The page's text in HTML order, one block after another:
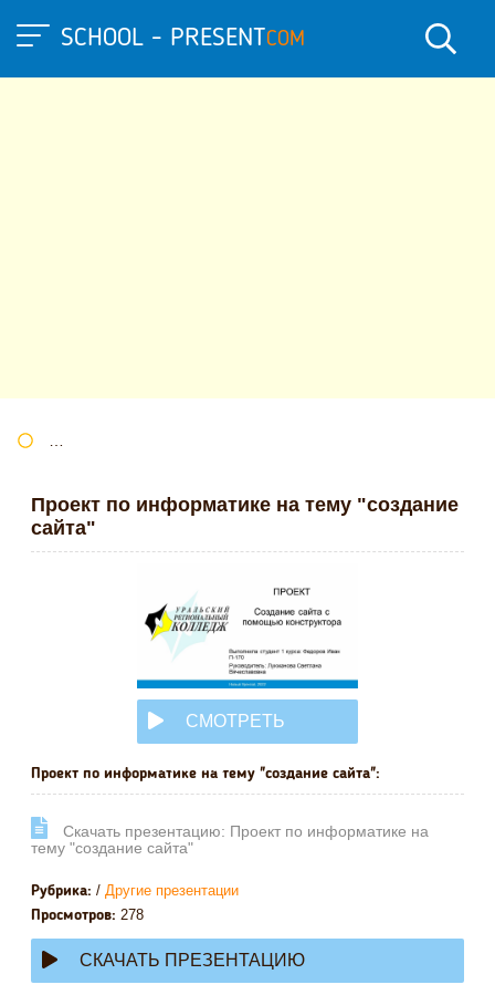
SCHOOL - PRESENTCOM
Проект по информатике на тему "создание
сайта"
СМОТРЕТЬ
Проект по информатике на тему "создание сайта":
Cкачать презентацию: Проект по информатике на
тему "создание сайта"
Рубрика: / Другие презентации
Просмотров: 278
СКАЧАТЬ ПРЕЗЕНТАЦИЮ